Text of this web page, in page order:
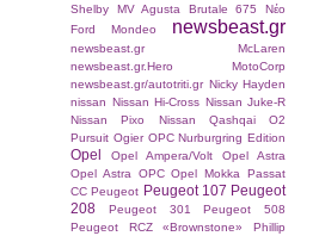
Shelby
MV Agusta Brutale 675
Nέο
Ford Mondeo
newsbeast.gr
newsbeast.gr McLaren
newsbeast.gr.Hero MotoCorp
newsbeast.gr/autotriti.gr Nicky Hayden
nissan Nissan Hi-Cross Nissan Juke-R
Nissan Pixo
Nissan Qashqai
O2
Pursuit Ogier OPC Nurburgring Edition
Opel Opel Ampera/Volt
Opel Astra
Opel Astra OPC Opel Mokka
Passat
CC Peugeot Peugeot 107 Peugeot
208
Peugeot 301
Peugeot 508
Peugeot RCZ «Brownstone»
Phillip